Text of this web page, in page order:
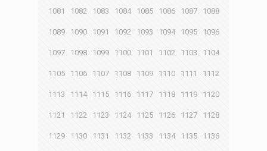
1081 1082 1083 1084 1085 1086 1087 1088
1089 1090 1091 1092 1093 1094 1095 1096
1097 1098 1099 1100 1101 1102 1103 1104
1105 1106 1107 1108 1109 1110 1111 1112
1113 1114 1115 1116 1117 1118 1119 1120
1121 1122 1123 1124 1125 1126 1127 1128
1129 1130 1131 1132 1133 1134 1135 1136